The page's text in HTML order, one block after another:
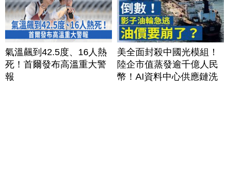
氣溫飆到42.5度、16人熱
死！首爾發布高溫重大警
報
美全面封殺中國光模組！
陸企市值蒸發逾千億人民
幣！AI資料中心供應鏈洗